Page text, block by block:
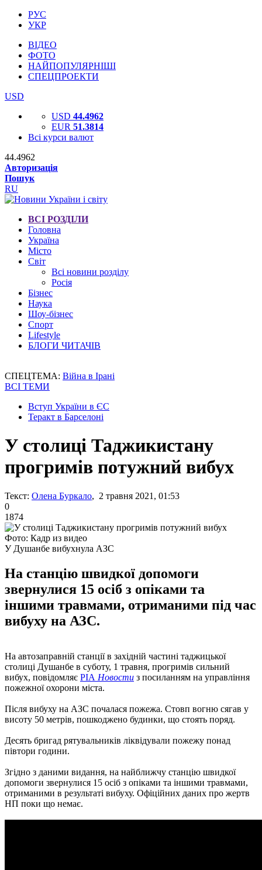
РУС
УКР
ВІДЕО
ФОТО
НАЙПОПУЛЯРНІШІ
СПЕЦПРОЕКТИ
USD
USD 44.4962
EUR 51.3814
Всі курси валют
44.4962
Авторизація
Пошук
RU
ВСІ РОЗДІЛИ
Головна
Україна
Місто
Світ
Всі новини розділу
Росія
Бізнес
Наука
Шоу-бізнес
Спорт
Lifestyle
БЛОГИ ЧИТАЧІВ
СПЕЦТЕМА: Війна в Ірані
ВСІ ТЕМИ
Вступ України в ЄС
Теракт в Барселоні
У столиці Таджикистану
прогримів потужний вибух
Текст: Олена Буркало, 2 травня 2021, 01:53
0
1874
Фото: Кадр из видео
У Душанбе вибухнула АЗС
На станцію швидкої допомоги
звернулися 15 осіб з опіками та
іншими травмами, отриманими під час
вибуху на АЗС.
На автозаправній станції в західній частині таджицької
столиці Душанбе в суботу, 1 травня, прогримів сильний
вибух, повідомляє РІА Новости з посиланням на управління
пожежної охорони міста.
Після вибуху на АЗС почалася пожежа. Стовп вогню сягав у
висоту 50 метрів, пошкоджено будинки, що стоять поряд.
Десять бригад рятувальників ліквідували пожежу понад
півтори години.
Згідно з даними видання, на найближчу станцію швидкої
допомоги звернулися 15 осіб з опіками та іншими травмами,
отриманими в результаті вибуху. Офіційних даних про жертв
НП поки що немає.